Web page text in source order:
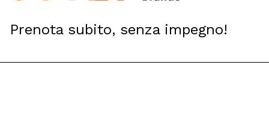
Prenota subito, senza impegno!